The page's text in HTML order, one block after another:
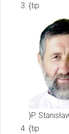
{tip
}P.
{tip